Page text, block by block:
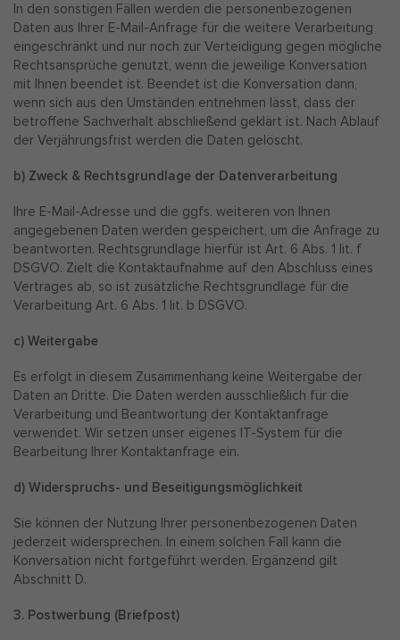
In den sonstigen Fällen werden die personenbezogenen
Daten aus Ihrer E-Mail-Anfrage für die weitere Verarbeitung
eingeschränkt und nur noch zur Verteidigung gegen mögliche
Rechtsansprüche genutzt, wenn die jeweilige Konversation
mit Ihnen beendet ist. Beendet ist die Konversation dann,
wenn sich aus den Umständen entnehmen lässt, dass der
betroffene Sachverhalt abschließend geklärt ist. Nach Ablauf
der Verjährungsfrist werden die Daten gelöscht.
b) Zweck & Rechtsgrundlage der Datenverarbeitung
Ihre E-Mail-Adresse und die ggfs. weiteren von Ihnen
angegebenen Daten werden gespeichert, um die Anfrage zu
beantworten. Rechtsgrundlage hierfür ist Art. 6 Abs. 1 lit. f
DSGVO. Zielt die Kontaktaufnahme auf den Abschluss eines
Vertrages ab, so ist zusätzliche Rechtsgrundlage für die
Verarbeitung Art. 6 Abs. 1 lit. b DSGVO.
c) Weitergabe
Es erfolgt in diesem Zusammenhang keine Weitergabe der
Daten an Dritte. Die Daten werden ausschließlich für die
Verarbeitung und Beantwortung der Kontaktanfrage
verwendet. Wir setzen unser eigenes IT-System für die
Bearbeitung Ihrer Kontaktanfrage ein.
d) Widerspruchs- und Beseitigungsmöglichkeit
Sie können der Nutzung Ihrer personenbezogenen Daten
jederzeit widersprechen. In einem solchen Fall kann die
Konversation nicht fortgeführt werden. Ergänzend gilt
Abschnitt D.
3. Postwerbung (Briefpost)